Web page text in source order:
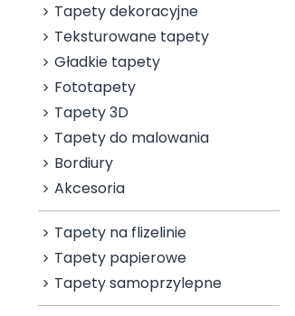
Tapety dekoracyjne
Teksturowane tapety
Gładkie tapety
Fototapety
Tapety 3D
Tapety do malowania
Bordiury
Akcesoria
Tapety na flizelinie
Tapety papierowe
Tapety samoprzylepne